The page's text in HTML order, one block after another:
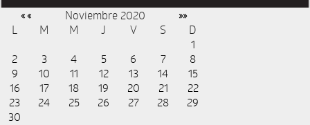
« « Noviembre 2020 »»
L M M J V S
D
1
2
3 4 5 6 7
8
9
10 11 12 13 14
15
16
17 18 19 20 21
22
23
24 25 26 27 28
29
30